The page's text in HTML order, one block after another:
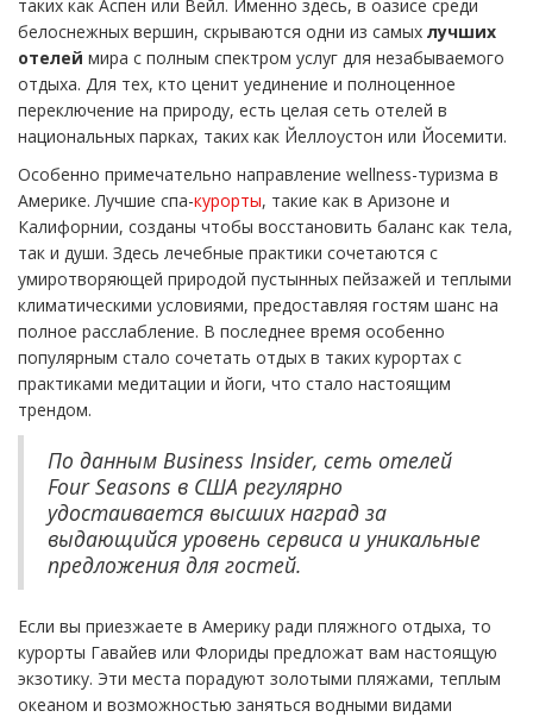
таких как Аспен или Вейл. Именно здесь, в оазисе среди
белоснежных вершин, скрываются одни из самых лучших
отелей мира с полным спектром услуг для незабываемого
отдыха. Для тех, кто ценит уединение и полноценное
переключение на природу, есть целая сеть отелей в
национальных парках, таких как Йеллоустон или Йосемити.
Особенно примечательно направление wellness-туризма в
Америке. Лучшие спа-курорты, такие как в Аризоне и
Калифорнии, созданы чтобы восстановить баланс как тела,
так и души. Здесь лечебные практики сочетаются с
умиротворяющей природой пустынных пейзажей и теплыми
климатическими условиями, предоставляя гостям шанс на
полное расслабление. В последнее время особенно
популярным стало сочетать отдых в таких курортах с
практиками медитации и йоги, что стало настоящим
трендом.
По данным Business Insider, сеть отелей
Four Seasons в США регулярно
удостаивается высших наград за
выдающийся уровень сервиса и уникальные
предложения для гостей.
Если вы приезжаете в Америку ради пляжного отдыха, то
курорты Гавайев или Флориды предложат вам настоящую
экзотику. Эти места порадуют золотыми пляжами, теплым
океаном и возможностью заняться водными видами